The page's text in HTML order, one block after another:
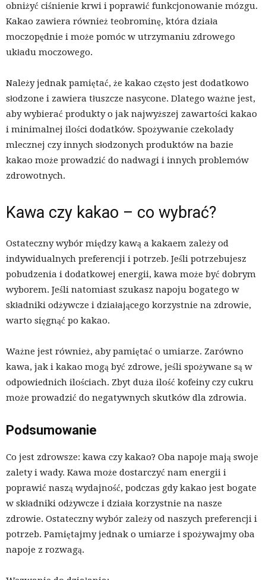
obniżyć ciśnienie krwi i poprawić funkcjonowanie mózgu.
Kakao zawiera również teobrominę, która działa
moczopędnie i może pomóc w utrzymaniu zdrowego
układu moczowego.
Należy jednak pamiętać, że kakao często jest dodatkowo
słodzone i zawiera tłuszcze nasycone. Dlatego ważne jest,
aby wybierać produkty o jak najwyższej zawartości kakao
i minimalnej ilości dodatków. Spożywanie czekolady
mlecznej czy innych słodzonych produktów na bazie
kakao może prowadzić do nadwagi i innych problemów
zdrowotnych.
Kawa czy kakao – co wybrać?
Ostateczny wybór między kawą a kakaem zależy od
indywidualnych preferencji i potrzeb. Jeśli potrzebujesz
pobudzenia i dodatkowej energii, kawa może być dobrym
wyborem. Jeśli natomiast szukasz napoju bogatego w
składniki odżywcze i działającego korzystnie na zdrowie,
warto sięgnąć po kakao.
Ważne jest również, aby pamiętać o umiarze. Zarówno
kawa, jak i kakao mogą być zdrowe, jeśli spożywane są w
odpowiednich ilościach. Zbyt duża ilość kofeiny czy cukru
może prowadzić do negatywnych skutków dla zdrowia.
Podsumowanie
Co jest zdrowsze: kawa czy kakao? Oba napoje mają swoje
zalety i wady. Kawa może dostarczyć nam energii i
poprawić naszą wydajność, podczas gdy kakao jest bogate
w składniki odżywcze i działa korzystnie na nasze
zdrowie. Ostateczny wybór zależy od naszych preferencji i
potrzeb. Pamiętajmy jednak o umiarze i spożywajmy oba
napoje z rozwagą.